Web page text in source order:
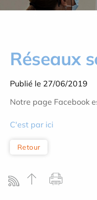
Réseaux
Publié le 27/06/2019
Notre page Facebook
C'est par ici
Retour